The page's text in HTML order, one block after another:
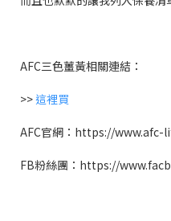
AFC三色薑黃相關連結：
>>這裡買
AFC官網：https://www.afc-
FB粉絲團：https://